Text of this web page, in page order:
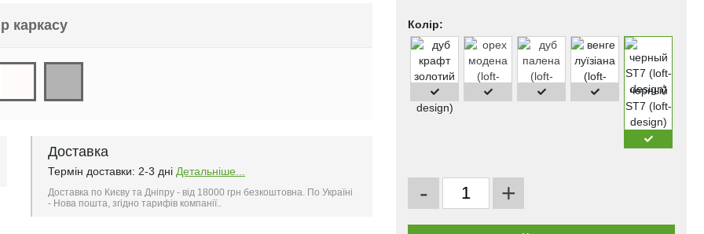
каркасу
Доставка
Термін доставки: 2-3 дні Детальніше...
Доставка по Києву та Дніпру - від 18000 грн безкоштовна. По Україні
- Нова пошта, згідно тарифів компанії..
Колір:
черный
ST7 (loft-
design)
- +